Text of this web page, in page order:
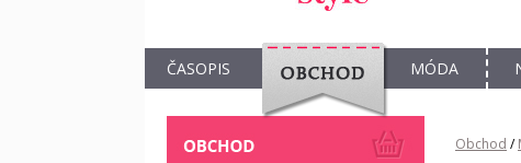
ČASOPIS
OBCHOD
MÓDA
Obchod /